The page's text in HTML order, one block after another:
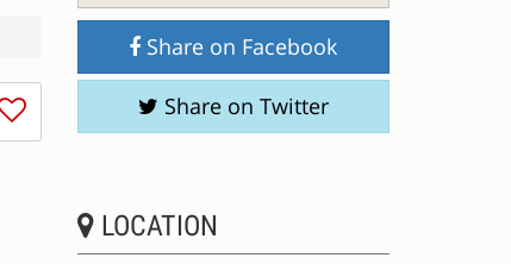
I
don't
session
Share on Facebook
Share on Twitter
LOCATION